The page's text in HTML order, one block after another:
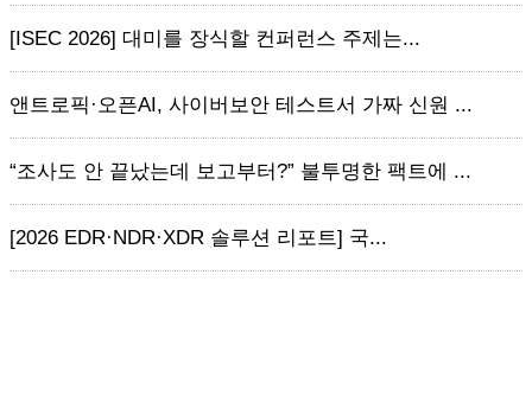
[ISEC 2026] 대미를 장식할 컨퍼런스 주제는...
앤트로픽·오픈AI, 사이버보안 테스트서 가짜 신원 ...
“조사도 안 끝났는데 보고부터?” 불투명한 팩트에 ...
[2026 EDR·NDR·XDR 솔루션 리포트] 국...